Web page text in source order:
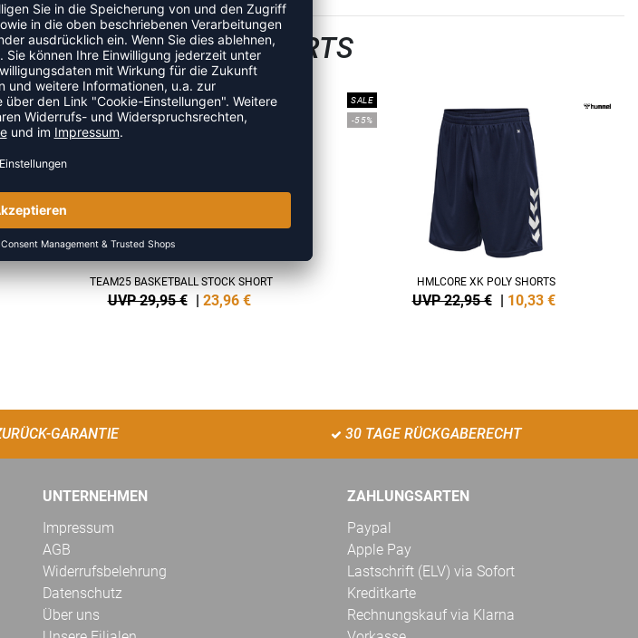
BASKETBALLSHORTS
NEW
-20%
TEAM25 BASKETBALL STOCK SHORT
UVP 29,95 € | 23,96 €
SALE
-55%
HMLCORE XK POLY SHORTS
UVP 22,95 € | 10,33 €
GARANTIE 30 TAGE RÜCKGABERECHT
UNTERNEHMEN
Impressum
AGB
Widerrufsbelehrung
Datenschutz
Über uns
ZAHLUNGSARTEN
Paypal
Apple Pay
Lastschrift (ELV) via Sofort
Kreditkarte
Rechnungskauf via Klarna